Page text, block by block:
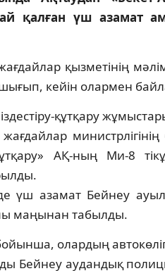
қалған үш азамат
қызметінің
кейін олармен
құтқару
жағдайлар
АҚ-ның Ми-8
үш азамат Бейнеу
маңынан табылды.
олардың
Бейнеу аудандық